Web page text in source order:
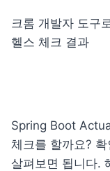
크롬 개발자 도구
헬스 체크 결과
Spring Boot
체크를 할까요? 확
살펴보면 됩니다.